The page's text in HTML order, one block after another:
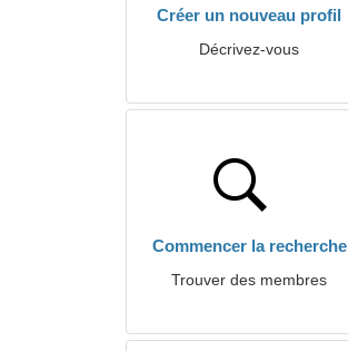
Créer un nouveau profil
Décrivez-vous
Commencer la recherche
Trouver des membres